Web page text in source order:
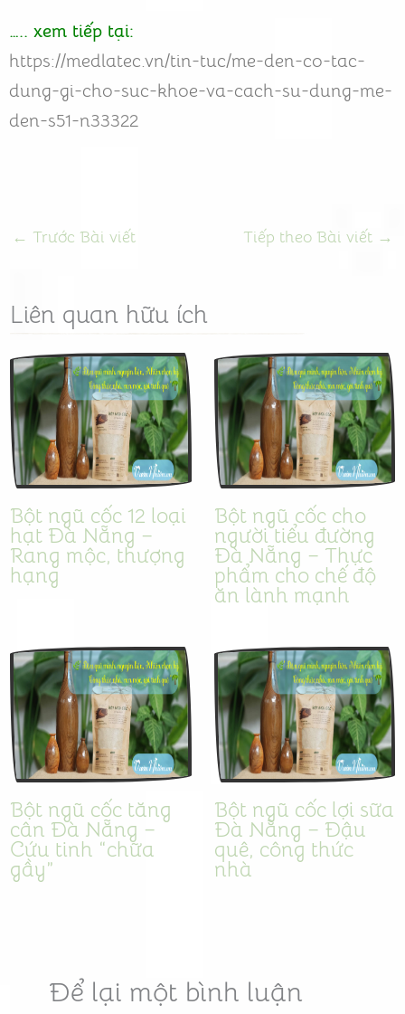
….. xem tiếp tại:
https://medlatec.vn/tin-tuc/me-den-co-tac-
dung-gi-cho-suc-khoe-va-cach-su-dung-me-
den-s51-n33322
← Trước Bài viết Tiếp theo Bài viết →
Liên quan hữu ích
Bột ngũ cốc 12 loại
hạt Đà Nẵng –
Rang mộc, thượng
hạng
Bột ngũ cốc cho
người tiểu đường
Đà Nẵng – Thực
phẩm cho chế độ
ăn lành mạnh
Bột ngũ cốc tăng
cân Đà Nẵng –
Cứu tinh “chữa
gầy”
Bột ngũ cốc lợi sữa
Đà Nẵng – Đậu
quê, công thức
nhà
Để lại một bình luận